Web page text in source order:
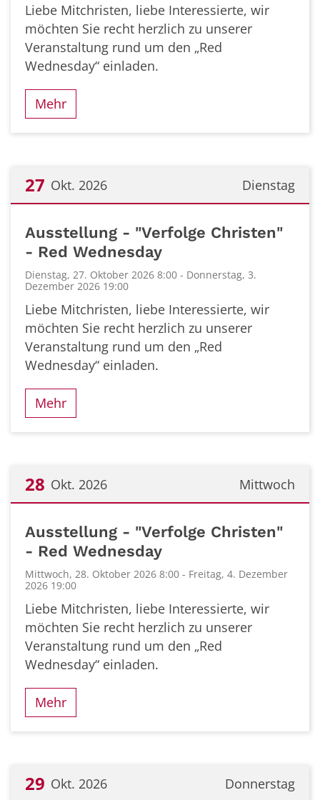
Liebe Mitchristen, liebe Interessierte, wir
möchten Sie recht herzlich zu unserer
Veranstaltung rund um den „Red
Wednesday“ einladen.
Mehr
Dienstag
27 Okt. 2026
Ausstellung - "Verfolge Christen"
- Red Wednesday
Dienstag, 27. Oktober 2026 8:00 - Donnerstag, 3.
Dezember 2026 19:00
Liebe Mitchristen, liebe Interessierte, wir
möchten Sie recht herzlich zu unserer
Veranstaltung rund um den „Red
Wednesday“ einladen.
Mehr
Mittwoch
28 Okt. 2026
Ausstellung - "Verfolge Christen"
- Red Wednesday
Mittwoch, 28. Oktober 2026 8:00 - Freitag, 4. Dezember
2026 19:00
Liebe Mitchristen, liebe Interessierte, wir
möchten Sie recht herzlich zu unserer
Veranstaltung rund um den „Red
Wednesday“ einladen.
Mehr
Donnerstag
29 Okt. 2026